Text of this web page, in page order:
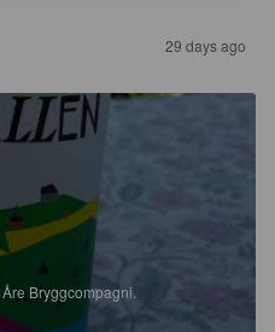
29 days ago
Åre Bryggcompagni.